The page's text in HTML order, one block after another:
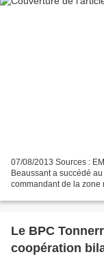
07/08/2013 Sources :
Beaussant a succédé
commandant de la zone
Le BPC
coopération